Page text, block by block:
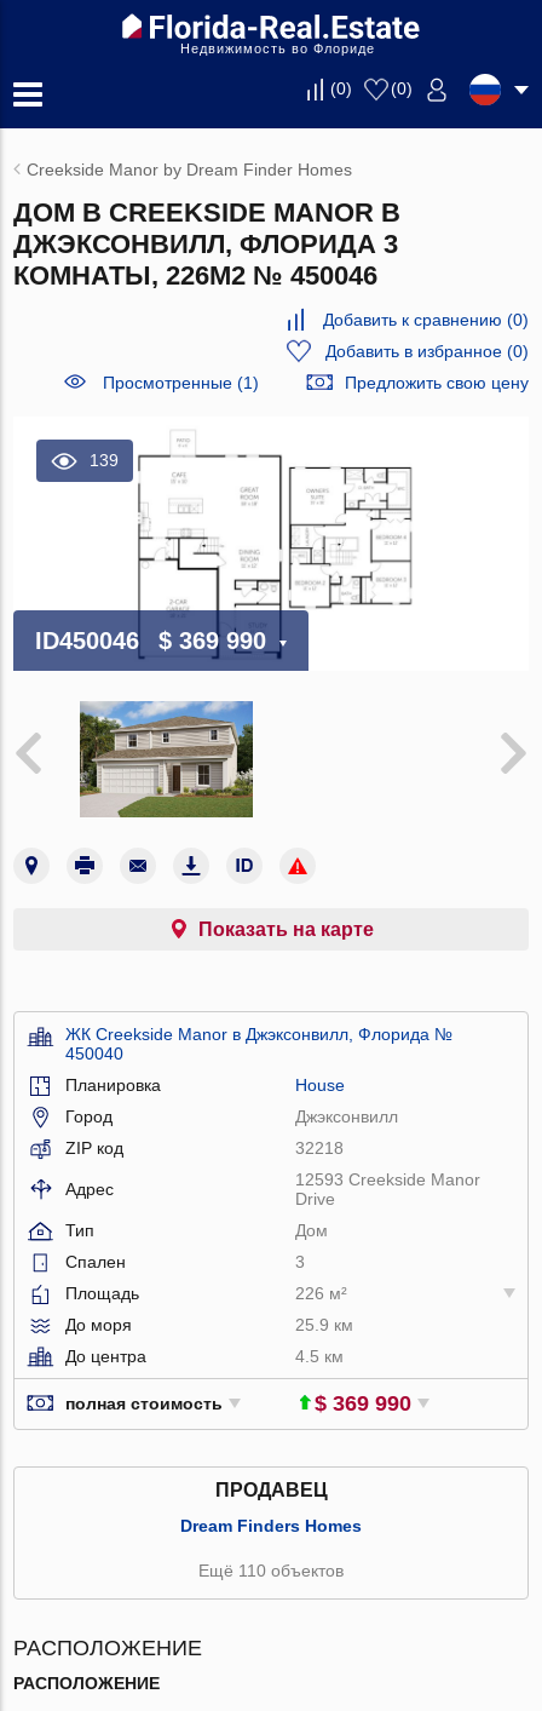
Недвижимость во Флориде
(0) (0)
Creekside Manor by Dream Finder Homes
ДОМ В CREEKSIDE MANOR В
ДЖЭКСОНВИЛЛ, ФЛОРИДА 3
КОМНАТЫ, 226М2 № 450046
Добавить к сравнению (0)
Добавить в избранное(0)
Просмотренные (1)
Предложить свою цену
139
ID450046 $ 369 990
Показать на карте
ЖК Creekside Manor в Джэксонвилл, Флорида №
450040
Планировка
House
Город
Джэксонвилл
ZIP код
32218
Адрес
12593 Creekside Manor
Drive
Тип
Дом
Спален
3
Площадь
226 м²
До моря
25.9 км
До центра
4.5 км
полная стоимость $ 369 990
ПРОДАВЕЦ
Dream Finders Homes
Ещё 110 объектов
РАСПОЛОЖЕНИЕ
РАСПОЛОЖЕНИЕ